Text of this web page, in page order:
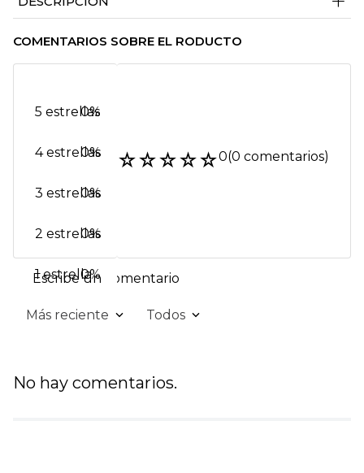
COMENTARIOS SOBRE EL RODUCTO
☆☆☆☆☆0(0 comentarios)
5 estrellas
0%
4 estrellas
0%
3 estrellas
0%
2 estrellas
0%
1 estrella0%
Escribe un comentario
Más reciente Todos
No hay comentarios.